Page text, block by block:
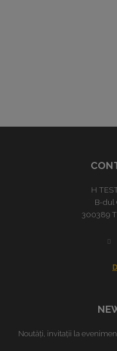
H
B-dul
300389
Noutăți, invitații la